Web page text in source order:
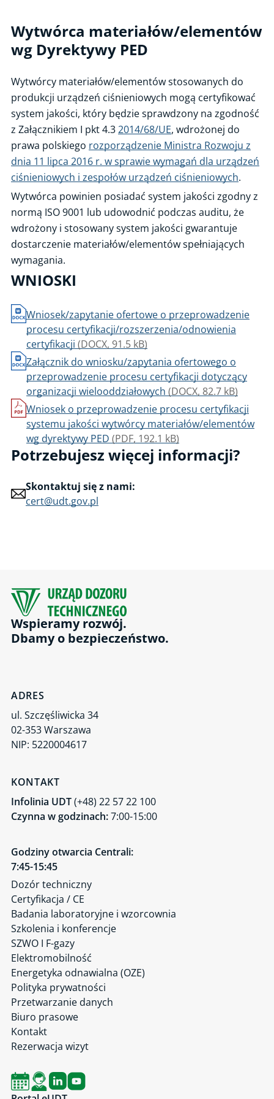
PN-EN ISO 9001 - Systemy zarządzania jakością
PN-EN ISO 14001 - Systemy zarządzania środowiskowego
higieną pracy
PN-EN ISO 3834 - Wymagania jakości dotyczące spawania
materiałów metalowych
PN-EN ISO/IEC 27001 - Bezpieczeństwo informacji,
cyberbezpieczeństwo i ochrona prywatności - Systemy zarządzania
bezpieczeństwem informacji - Wymagania
PN-EN ISO 50001 - Systemy zarządzania energią
Wytwórca materiałów/elementów wg Dyrektywy PED
Polski System Certyfikacji Leśnictwa PEFC
PN-EN ISO 22301 - Bezpieczeństwo powszechne - Systemy
PN-EN ISO 19443 - Systemy zarządzania jakością – Szczególne
wymagania dotyczące stosowania ISO 9001:2015 przez organizacje
w łańcuchu dostaw sektora energetyki jądrowej dostarczające
produkty i usługi ważne dla bezpieczeństwa jądrowego
Dyrektywa 2014/68/UE, Załącznik I Moduł H: Zgodność oparta na
pełnym zapewnieniu jakości
Dyrektywa 2014/33/UE, Załącznik I Moduł H: Zgodność oparta na
pełnym zapewnieniu jakości
Certyfikacja osób
Certyfikacja wyrobów
Ekspertyzy techniczne
Wytwórca materiałów/elementów
wg Dyrektywy PED
Wytwórcy materiałów/elementów stosowanych do
produkcji urządzeń ciśnieniowych mogą certyfikować
system jakości, który będzie sprawdzony na zgodność
z Załącznikiem I pkt 4.32014/68/UE, wdrożonej do
prawa polskiego rozporządzenie Ministra Rozwoju z
dnia 11 lipca 2016 r. w sprawie wymagań dla urządzeń
ciśnieniowych i zespołów urządzeń ciśnieniowych.
Wytwórca powinien posiadać system jakości zgodny z
normą ISO 9001 lub udowodnić podczas auditu, że
wdrożony i stosowany system jakości gwarantuje
dostarczenie materiałów/elementów spełniających
wymagania.
WNIOSKI
Wniosek/zapytanie ofertowe o przeprowadzenie
procesu certyfikacji/rozszerzenia/odnowienia
certyfikacji (DOCX, 91.5 kB)
Załącznik do wniosku/zapytania ofertowego o
przeprowadzenie procesu certyfikacji dotyczący
organizacji wielooddziałowych (DOCX, 82.7 kB)
Wniosek o przeprowadzenie procesu certyfikacji
systemu jakości wytwórcy materiałów/elementów
wg dyrektywy PED (PDF, 192.1 kB)
Potrzebujesz więcej informacji?
Skontaktuj się z nami:
cert@udt.gov.pl
Wspieramy rozwój.
Dbamy o bezpieczeństwo.
ADRES
ul. Szczęśliwicka 34
02-353 Warszawa
NIP: 5220004617
KONTAKT
Infolinia UDT(+48) 22 57 22 100
Czynna w godzinach:7:00-15:00
Godziny otwarcia Centrali:
7:45-15:45
Dozór techniczny
Certyfikacja / CE
Badania laboratoryjne i wzorcownia
Szkolenia i konferencje
SZWO I F-gazy
Elektromobilność
Energetyka odnawialna (OZE)
Polityka prywatności
Przetwarzanie danych
Biuro prasowe
Kontakt
Rezerwacja wizyt